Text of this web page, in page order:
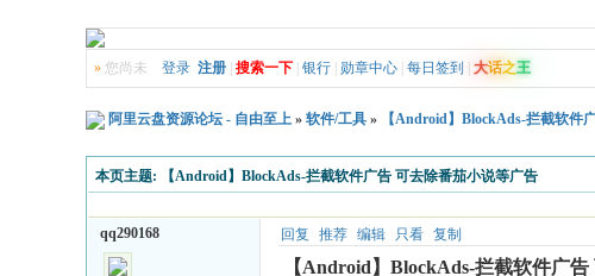
» 您尚未 登录 注册 搜索一下 银行 勋章中心 每日签到 大话之王
阿里云盘资源论坛 - 自由至上 » 软件/工具 » 【Android】BlockAds-拦截软件
本页主题: 【Android】BlockAds-拦截软件广告 可去除番茄小说等广告
qq290168 回复 推荐 编辑 只看 复制
【Android】BlockAds-拦截软件广